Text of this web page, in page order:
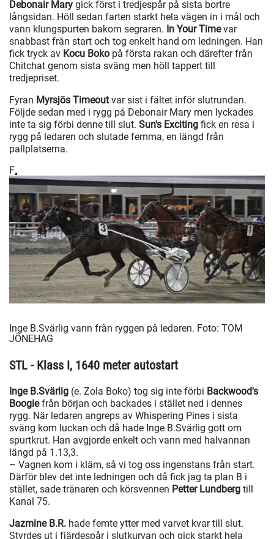
Debonair Mary gick först i tredjespår på sista bortre
långsidan. Höll sedan farten starkt hela vägen in i mål och
vann klungspurten bakom segraren. In Your Timevar
snabbast från start och tog enkelt hand om ledningen. Han
fick tryck av Kocu Boko på första rakan och därefter från
Chitchat genom sista sväng men höll tappert till
tredjepriset.
Fyran Myrsjös Timeoutvar sist i fältet inför slutrundan.
Följde sedan med i rygg på Debonair Mary men lyckades
inte ta sig förbi denne till slut. Sun's Exciting fick en resa i
rygg på ledaren och slutade femma, en längd från
pallplatserna.
F
Inge B.Svärlig vann från ryggen på ledaren. Foto: TOM
JÖNEHAG
STL - Klass I, 1640 meter autostart
Inge B.Svärlig (e. Zola Boko) tog sig inte förbi Backwood's
Boogiefrån början och backades i stället ned i dennes
rygg. När ledaren angreps av Whispering Pines i sista
sväng kom luckan och då hade Inge B.Svärlig gott om
spurtkrut. Han avgjorde enkelt och vann med halvannan
längd på 1.13,3.
– Vagnen kom i kläm, så vi tog oss ingenstans från start.
Därför blev det inte ledningen och då fick jag ta plan B i
stället, sade tränaren och körsvennen Petter Lundberg till
Kanal 75.
Jazmine B.R. hade femte ytter med varvet kvar till slut.
Styrdes ut i fjärdespår i slutkurvan och gick starkt hela